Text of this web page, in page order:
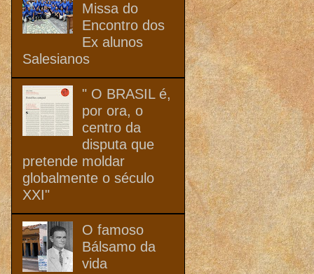
Missa do
Encontro dos
Ex alunos
Salesianos
" O BRASIL é,
por ora, o
centro da
disputa que
pretende moldar
globalmente o século
XXI"
O famoso
Bálsamo da
vida